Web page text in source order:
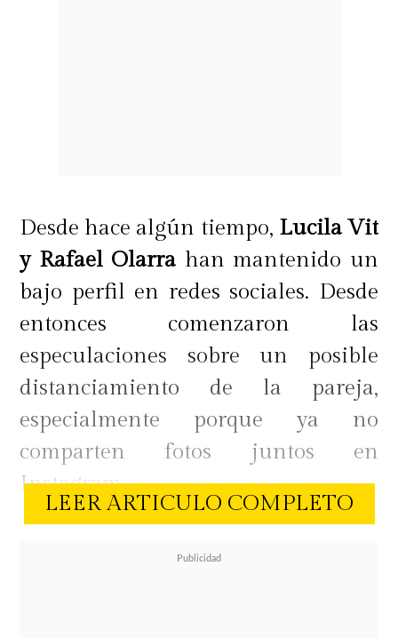
Desde hace algún tiempo, Lucila Vit
y Rafael Olarrahan mantenido un
bajo perfil en redes sociales. Desde
entonces comenzaron las
especulaciones sobre un posible
distanciamiento de la pareja,
especialmente porque ya no
comparten fotos juntos en
Instagram.
Las especulaciones aumentaron
LEER ARTICULO COMPLETO